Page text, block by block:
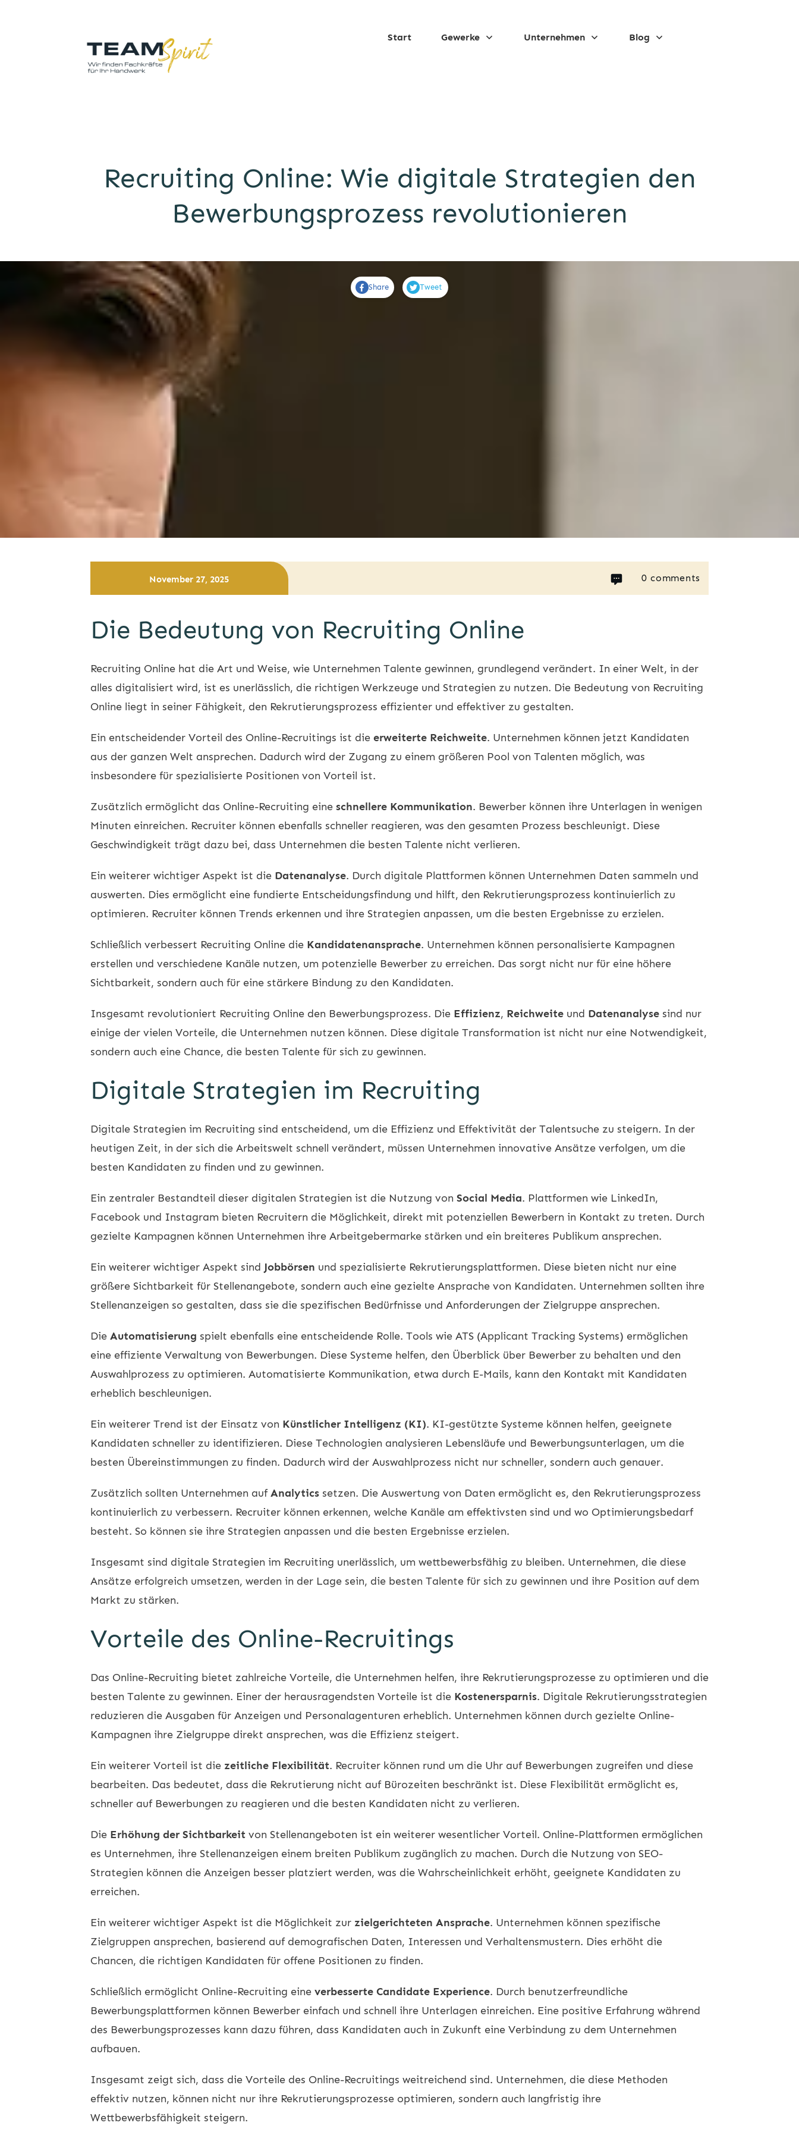
Start Gewerke Unternehmen Blog
Recruiting Online: Wie digitale Strategien den
Bewerbungsprozess revolutionieren
Share Tweet
November 27, 2025 0 comments
Die Bedeutung von Recruiting Online
Recruiting Online hat die Art und Weise, wie Unternehmen Talente gewinnen, grundlegend verändert. In einer Welt, in der
alles digitalisiert wird, ist es unerlässlich, die richtigen Werkzeuge und Strategien zu nutzen. Die Bedeutung von Recruiting
Online liegt in seiner Fähigkeit, den Rekrutierungsprozess effizienter und effektiver zu gestalten.
Ein entscheidender Vorteil des Online-Recruitings ist die erweiterte Reichweite. Unternehmen können jetzt Kandidaten
aus der ganzen Welt ansprechen. Dadurch wird der Zugang zu einem größeren Pool von Talenten möglich, was
insbesondere für spezialisierte Positionen von Vorteil ist.
Zusätzlich ermöglicht das Online-Recruiting eine schnellere Kommunikation. Bewerber können ihre Unterlagen in wenigen
Minuten einreichen. Recruiter können ebenfalls schneller reagieren, was den gesamten Prozess beschleunigt. Diese
Geschwindigkeit trägt dazu bei, dass Unternehmen die besten Talente nicht verlieren.
Ein weiterer wichtiger Aspekt ist die Datenanalyse. Durch digitale Plattformen können Unternehmen Daten sammeln und
auswerten. Dies ermöglicht eine fundierte Entscheidungsfindung und hilft, den Rekrutierungsprozess kontinuierlich zu
optimieren. Recruiter können Trends erkennen und ihre Strategien anpassen, um die besten Ergebnisse zu erzielen.
Schließlich verbessert Recruiting Online die Kandidatenansprache. Unternehmen können personalisierte Kampagnen
erstellen und verschiedene Kanäle nutzen, um potenzielle Bewerber zu erreichen. Das sorgt nicht nur für eine höhere
Sichtbarkeit, sondern auch für eine stärkere Bindung zu den Kandidaten.
Insgesamt revolutioniert Recruiting Online den Bewerbungsprozess. Die Effizienz, Reichweite und Datenanalyse sind nur
einige der vielen Vorteile, die Unternehmen nutzen können. Diese digitale Transformation ist nicht nur eine Notwendigkeit,
sondern auch eine Chance, die besten Talente für sich zu gewinnen.
Digitale Strategien im Recruiting
Digitale Strategien im Recruiting sind entscheidend, um die Effizienz und Effektivität der Talentsuche zu steigern. In der
heutigen Zeit, in der sich die Arbeitswelt schnell verändert, müssen Unternehmen innovative Ansätze verfolgen, um die
besten Kandidaten zu finden und zu gewinnen.
Ein zentraler Bestandteil dieser digitalen Strategien ist die Nutzung von Social Media. Plattformen wie LinkedIn,
Facebook und Instagram bieten Recruitern die Möglichkeit, direkt mit potenziellen Bewerbern in Kontakt zu treten. Durch
gezielte Kampagnen können Unternehmen ihre Arbeitgebermarke stärken und ein breiteres Publikum ansprechen.
Ein weiterer wichtiger Aspekt sind Jobbörsen und spezialisierte Rekrutierungsplattformen. Diese bieten nicht nur eine
größere Sichtbarkeit für Stellenangebote, sondern auch eine gezielte Ansprache von Kandidaten. Unternehmen sollten ihre
Stellenanzeigen so gestalten, dass sie die spezifischen Bedürfnisse und Anforderungen der Zielgruppe ansprechen.
Die Automatisierung spielt ebenfalls eine entscheidende Rolle. Tools wie ATS (Applicant Tracking Systems) ermöglichen
eine effiziente Verwaltung von Bewerbungen. Diese Systeme helfen, den Überblick über Bewerber zu behalten und den
Auswahlprozess zu optimieren. Automatisierte Kommunikation, etwa durch E-Mails, kann den Kontakt mit Kandidaten
erheblich beschleunigen.
Ein weiterer Trend ist der Einsatz von Künstlicher Intelligenz (KI). KI-gestützte Systeme können helfen, geeignete
Kandidaten schneller zu identifizieren. Diese Technologien analysieren Lebensläufe und Bewerbungsunterlagen, um die
besten Übereinstimmungen zu finden. Dadurch wird der Auswahlprozess nicht nur schneller, sondern auch genauer.
Zusätzlich sollten Unternehmen aufAnalytics setzen. Die Auswertung von Daten ermöglicht es, den Rekrutierungsprozess
kontinuierlich zu verbessern. Recruiter können erkennen, welche Kanäle am effektivsten sind und wo Optimierungsbedarf
besteht. So können sie ihre Strategien anpassen und die besten Ergebnisse erzielen.
Insgesamt sind digitale Strategien im Recruiting unerlässlich, um wettbewerbsfähig zu bleiben. Unternehmen, die diese
Ansätze erfolgreich umsetzen, werden in der Lage sein, die besten Talente für sich zu gewinnen und ihre Position auf dem
Markt zu stärken.
Vorteile des Online-Recruitings
Das Online-Recruiting bietet zahlreiche Vorteile, die Unternehmen helfen, ihre Rekrutierungsprozesse zu optimieren und die
besten Talente zu gewinnen. Einer der herausragendsten Vorteile ist die Kostenersparnis. Digitale Rekrutierungsstrategien
reduzieren die Ausgaben für Anzeigen und Personalagenturen erheblich. Unternehmen können durch gezielte Online-
Kampagnen ihre Zielgruppe direkt ansprechen, was die Effizienz steigert.
Ein weiterer Vorteil ist die zeitliche Flexibilität. Recruiter können rund um die Uhr auf Bewerbungen zugreifen und diese
bearbeiten. Das bedeutet, dass die Rekrutierung nicht auf Bürozeiten beschränkt ist. Diese Flexibilität ermöglicht es,
schneller auf Bewerbungen zu reagieren und die besten Kandidaten nicht zu verlieren.
Die Erhöhung der Sichtbarkeit von Stellenangeboten ist ein weiterer wesentlicher Vorteil. Online-Plattformen ermöglichen
es Unternehmen, ihre Stellenanzeigen einem breiten Publikum zugänglich zu machen. Durch die Nutzung von SEO-
Strategien können die Anzeigen besser platziert werden, was die Wahrscheinlichkeit erhöht, geeignete Kandidaten zu
erreichen.
Ein weiterer wichtiger Aspekt ist die Möglichkeit zur zielgerichteten Ansprache. Unternehmen können spezifische
Zielgruppen ansprechen, basierend auf demografischen Daten, Interessen und Verhaltensmustern. Dies erhöht die
Chancen, die richtigen Kandidaten für offene Positionen zu finden.
Schließlich ermöglicht Online-Recruiting eine verbesserte Candidate Experience. Durch benutzerfreundliche
Bewerbungsplattformen können Bewerber einfach und schnell ihre Unterlagen einreichen. Eine positive Erfahrung während
des Bewerbungsprozesses kann dazu führen, dass Kandidaten auch in Zukunft eine Verbindung zu dem Unternehmen
aufbauen.
Insgesamt zeigt sich, dass die Vorteile des Online-Recruitings weitreichend sind. Unternehmen, die diese Methoden
effektiv nutzen, können nicht nur ihre Rekrutierungsprozesse optimieren, sondern auch langfristig ihre
Wettbewerbsfähigkeit steigern.